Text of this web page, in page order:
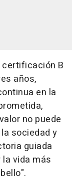
certificación B
años,
en la
no puede
sociedad y
guiada
vida más